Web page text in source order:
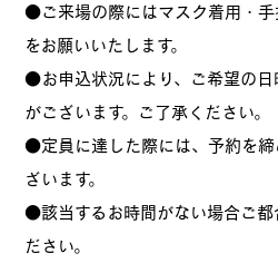
●ご来場の際にはマスク着用・手
をお願いいたします。
●お申込状況により、ご希望の日
がございます。ご了承ください。
●定員に達した際には、予約を締
ざいます。
●該当するお時間がない場合ご都
ださい。